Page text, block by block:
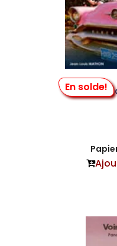
En solde!
Cuba, l'Île